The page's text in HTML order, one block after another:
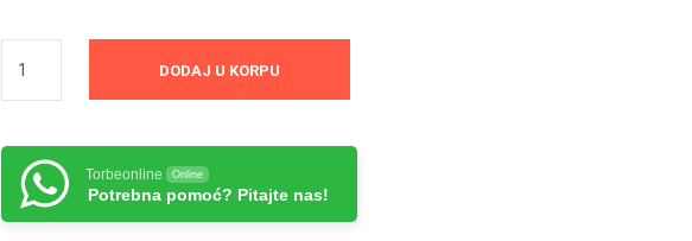
DODAJ U KORPU
Torbeonline Online
Potrebna pomoć? Pitajte nas!